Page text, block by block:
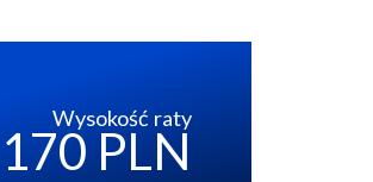
Wysokość raty
170 PLN